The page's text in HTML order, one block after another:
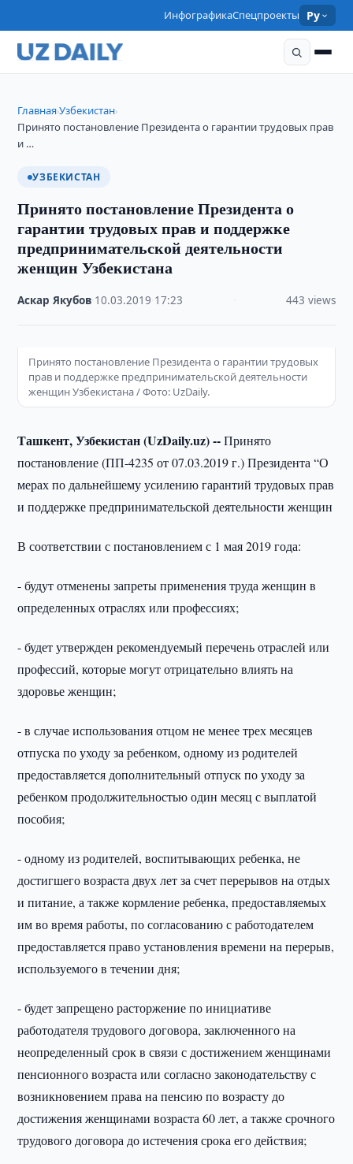
ИнфографикаСпецпроекты Ру
Главная›Узбекистан›
Принято постановление Президента о гарантии трудовых прав
и …
УЗБЕКИСТАН
Принято постановление Президента о
гарантии трудовых прав и поддержке
предпринимательской деятельности
женщин Узбекистана
Аскар Якубов 10.03.2019 17:23 443 views
Принято постановление Президента о гарантии трудовых
прав и поддержке предпринимательской деятельности
женщин Узбекистана / Фото: UzDaily.
Ташкент, Узбекистан (UzDaily.uz) --Принято
постановление (ПП-4235 от 07.03.2019 г.) Президента “О
мерах по дальнейшему усилению гарантий трудовых прав
и поддержке предпринимательской деятельности женщин
В соответствии с постановлением с 1 мая 2019 года:
- будут отменены запреты применения труда женщин в
определенных отраслях или профессиях;
- будет утвержден рекомендуемый перечень отраслей или
профессий, которые могут отрицательно влиять на
здоровье женщин;
- в случае использования отцом не менее трех месяцев
отпуска по уходу за ребенком, одному из родителей
предоставляется дополнительный отпуск по уходу за
ребенком продолжительностью один месяц с выплатой
пособия;
- одному из родителей, воспитывающих ребенка, не
достигшего возраста двух лет за счет перерывов на отдых
и питание, а также кормление ребенка, предоставляемых
им во время работы, по согласованию с работодателем
предоставляется право установления времени на перерыв,
используемого в течении дня;
- будет запрещено расторжение по инициативе
работодателя трудового договора, заключенного на
неопределенный срок в связи с достижением женщинами
пенсионного возраста или согласно законодательству с
возникновением права на пенсию по возрасту до
достижения женщинами возраста 60 лет, а также срочного
трудового договора до истечения срока его действия;